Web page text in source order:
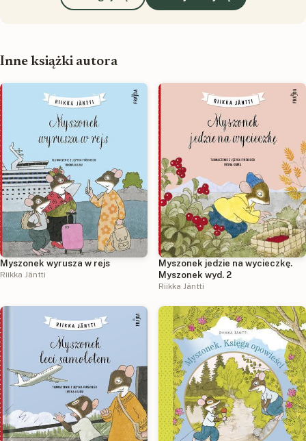
Inne książki autora
Myszonek wyrusza w rejs
Riikka Jäntti
Myszonek jedzie na wycieczkę.
Myszonek wyd. 2
Riikka Jäntti